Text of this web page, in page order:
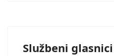
Službeni glasnici